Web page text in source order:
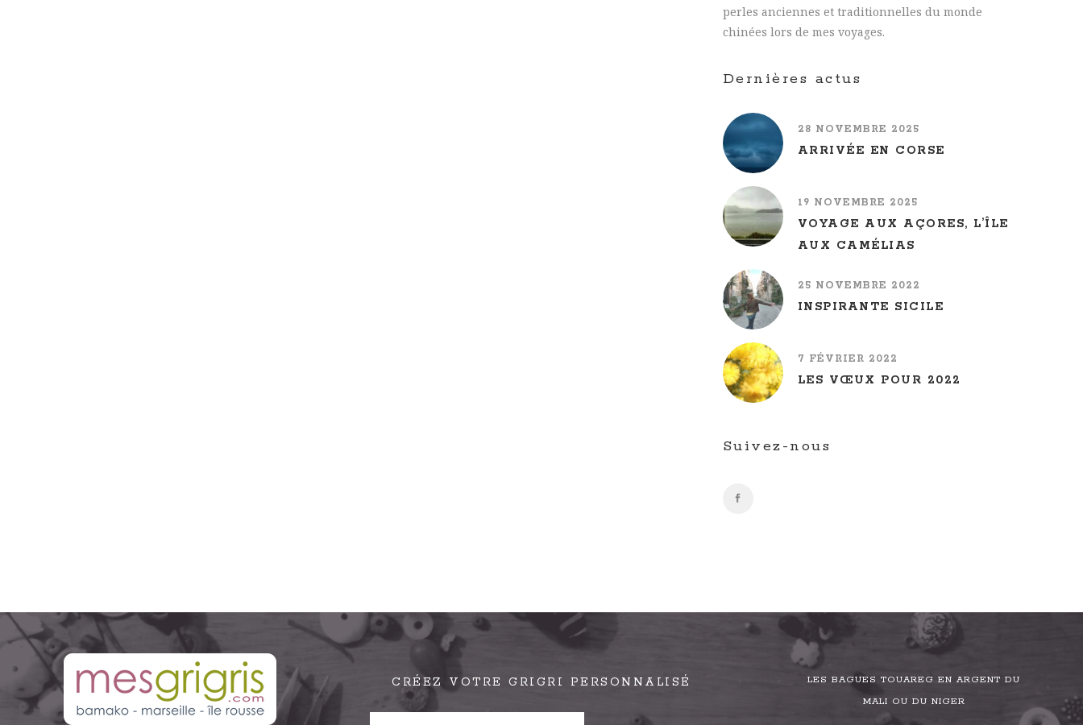
perles anciennes et traditionnelles du monde
chinées lors de mes voyages.
Dernières actus
28 NOVEMBRE 2025
ARRIVÉE EN CORSE
19 NOVEMBRE 2025
VOYAGE AUX AÇORES, L’ÎLE
AUX CAMÉLIAS
25 NOVEMBRE 2022
INSPIRANTE SICILE
7 FÉVRIER 2022
LES VŒUX POUR 2022
Suivez-nous
CRÉEZ VOTRE GRIGRI PERSONNALISÉ
LES BAGUES TOUAREG EN ARGENT DU
MALI OU DU NIGER